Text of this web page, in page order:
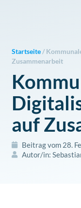
Startseite /
Zusammenarbeit
auf
Beitrag vom 28.
Autor/in: